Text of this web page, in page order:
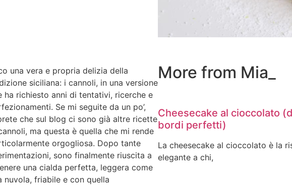
una vera e propria delizia della
siciliana: i cannoli, in una versione
ha richiesto anni di tentativi, ricerche e
Se mi seguite da un po’,
che sul blog ci sono già altre ricette
ma questa è quella che mi rende
orgogliosa. Dopo tante
sono finalmente riuscita a
una cialda perfetta, leggera come
nuvola, friabile e con quella
More from Mia_
Cheesecake al cioccolato
bordi perfetti)
La cheesecake al cioccolato è la
elegante a chi,